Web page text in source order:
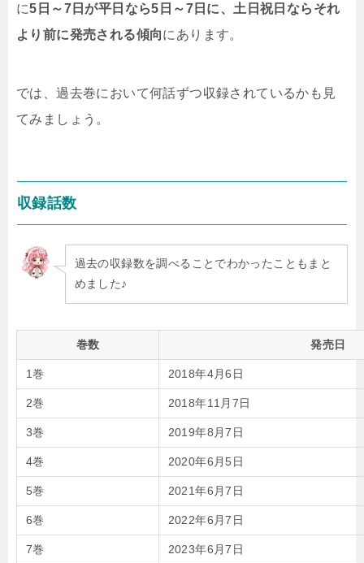
に5日～7日が平日なら5日～7日に、土日祝日ならそれ
より前に発売される傾向にあります。
では、過去巻において何話ずつ収録されているかも見
てみましょう。
収録話数
過去の収録数を調べることでわかったこともまと
めました♪
巻数 発売日
1巻 2018年4月6日
2巻 2018年11月7日
3巻 2019年8月7日
4巻 2020年6月5日
5巻 2021年6月7日
6巻 2022年6月7日
7巻 2023年6月7日